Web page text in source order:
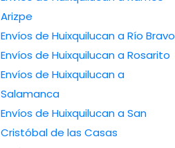
Arizpe
Envíos de Huixquilucan a Río Bravo
Envíos de Huixquilucan a Rosarito
Envíos de Huixquilucan a
Salamanca
Envíos de Huixquilucan a San
Cristóbal de las Casas